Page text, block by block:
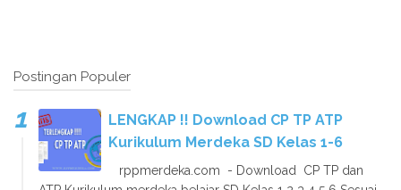
Postingan Populer
LENGKAP !! Download CP TP ATP
Kurikulum Merdeka SD Kelas 1-6
rppmerdeka.com - Download CP TP dan